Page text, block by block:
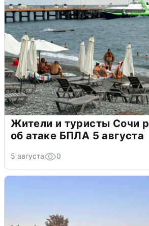
Жители и туристы Сочи
об атаке БПЛА 5 августа
5 августа 0